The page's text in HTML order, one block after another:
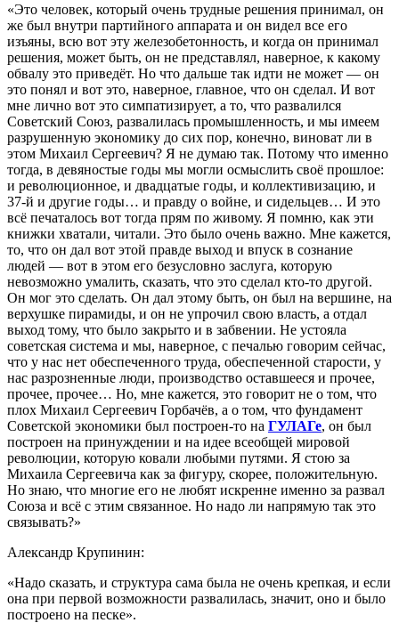
«Это человек, который очень трудные решения принимал, он
же был внутри партийного аппарата и он видел все его
изъяны, всю вот эту железобетонность, и когда он принимал
решения, может быть, он не представлял, наверное, к какому
обвалу это приведёт. Но что дальше так идти не может — он
это понял и вот это, наверное, главное, что он сделал. И вот
мне лично вот это симпатизирует, а то, что развалился
Советский Союз, развалилась промышленность, и мы имеем
разрушенную экономику до сих пор, конечно, виноват ли в
этом Михаил Сергеевич? Я не думаю так. Потому что именно
тогда, в девяностые годы мы могли осмыслить своё прошлое:
и революционное, и двадцатые годы, и коллективизацию, и
37-й и другие годы… и правду о войне, и сидельцев… И это
всё печаталось вот тогда прям по живому. Я помню, как эти
книжки хватали, читали. Это было очень важно. Мне кажется,
то, что он дал вот этой правде выход и впуск в сознание
людей — вот в этом его безусловно заслуга, которую
невозможно умалить, сказать, что это сделал кто-то другой.
Он мог это сделать. Он дал этому быть, он был на вершине, на
верхушке пирамиды, и он не упрочил свою власть, а отдал
выход тому, что было закрыто и в забвении. Не устояла
советская система и мы, наверное, с печалью говорим сейчас,
что у нас нет обеспеченного труда, обеспеченной старости, у
нас разрозненные люди, производство оставшееся и прочее,
прочее, прочее… Но, мне кажется, это говорит не о том, что
плох Михаил Сергеевич Горбачёв, а о том, что фундамент
Советской экономики был построен-то на ГУЛАГе, он был
построен на принуждении и на идее всеобщей мировой
революции, которую ковали любыми путями. Я стою за
Михаила Сергеевича как за фигуру, скорее, положительную.
Но знаю, что многие его не любят искренне именно за развал
Союза и всё с этим связанное. Но надо ли напрямую так это
связывать?»
Александр Крупинин:
«Надо сказать, и структура сама была не очень крепкая, и если
она при первой возможности развалилась, значит, оно и было
построено на песке».